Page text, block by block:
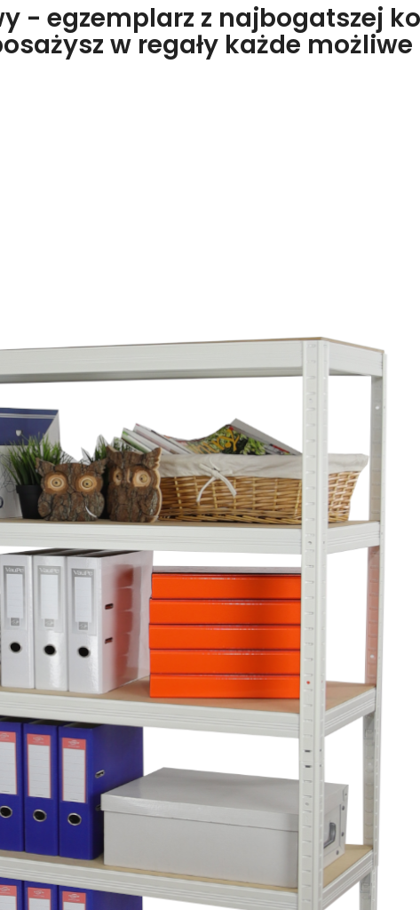
- egzemplarz z najbogatszej
w regały każde